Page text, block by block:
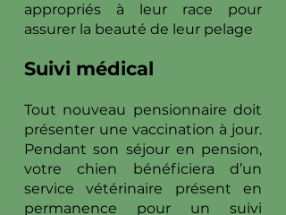
appropriés à leur race pour
assurer la beauté de leur pelage
Suivi médical
Tout nouveau pensionnaire doit
présenter une vaccination à jour.
Pendant son séjour en pension,
votre chien bénéficiera d’un
service vétérinaire présent en
permanence pour un suivi